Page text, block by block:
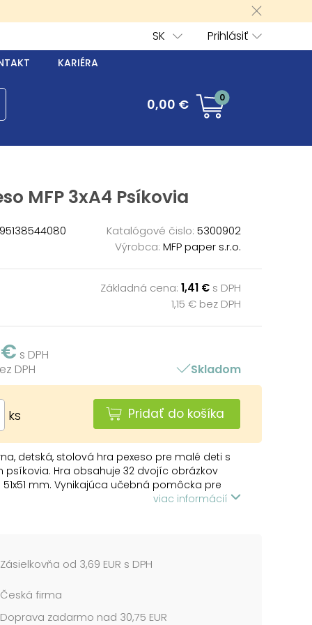
Prihlásiť
SK
KARIÉRA
0,00 € 0
MFP 3xA4 Psíkovia
Katalógové čislo: 5300902
Výrobca: MFP paper s.r.o.
Základná cena: 1,41 € s DPH
1,15 € bez DPH
€ s DPH
DPH
Skladom
ks Pridať do košíka
detská, stolová hra pexeso pre malé deti s
psíkovia. Hra obsahuje 32 dvojíc obrázkov
mm. Vynikajúca učebná pomôcka pre
rodičov. Naučte svoje deti základné anglické
hru pexeso:
môžu hrať najmenej dvaja hráči. Všetky
viac informácií
Zásielkovňa od 3,69 EUR s DPH
Česká firma
Doprava zadarmo nad 30,75 EUR